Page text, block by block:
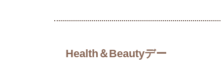
Health＆Beautyデー